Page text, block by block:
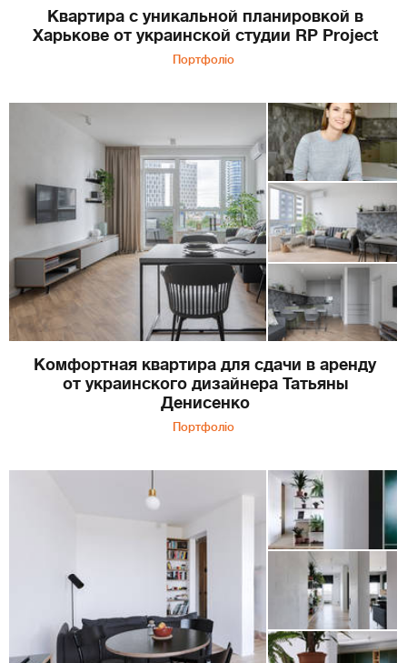
Квартира с уникальной планировкой в
Харькове от украинской студии RP Project
Портфоліо
Комфортная квартира для сдачи в аренду
от украинского дизайнера Татьяны
Денисенко
Портфоліо